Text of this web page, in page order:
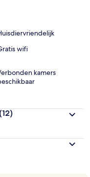
wifi
kamers
(12)